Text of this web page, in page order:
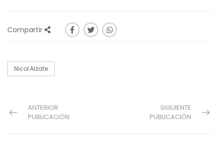
Compartir
Nicol Alzate
ANTERIOR
PUBLICACIÓN
SIGUIENTE
PUBLICACIÓN